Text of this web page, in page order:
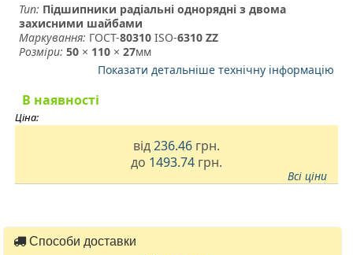
Тип: Підшипники радіальні однорядні з двома
захисними шайбами
Маркування: ГОСТ-80310 ­ ISO-6310 ZZ
Розміри: 50 × 110 ×27мм
Показати детальніше технічну інформацію
В наявності
Ціна:
від236.46 грн.
до 1493.74 грн.
Всі ціни
Способи доставки